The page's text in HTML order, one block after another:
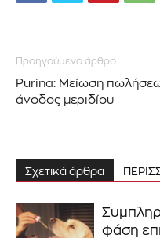
Προηγούμενο άρθρο
Purina: Μείωση
άνοδος μεριδίου
Σχετικά άρθρα
φάση